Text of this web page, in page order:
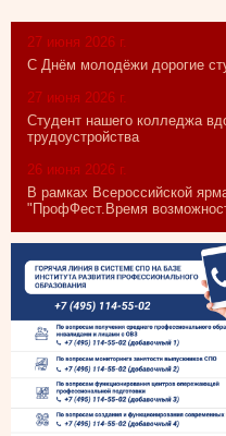
27 июня 2026 г.
С Днём молодёжи дорогие
27 июня 2026 г.
Студент нашего колледжа
трудоустройства
26 июня 2026 г.
В рамках Всероссийской
"ПрофФест.Время